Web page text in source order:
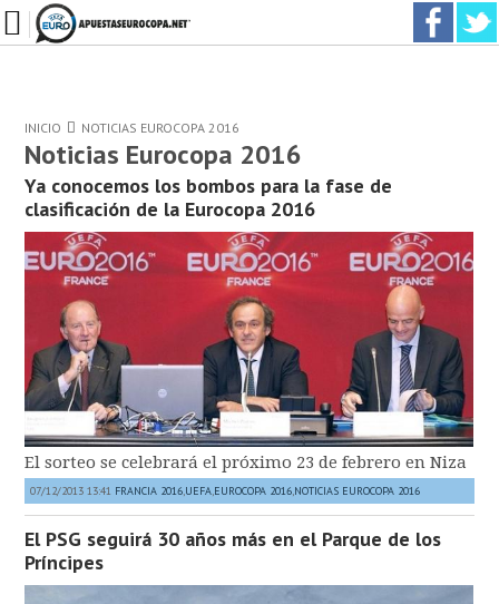
INICIO NOTICIAS EUROCOPA 2016
Noticias Eurocopa 2016
Ya conocemos los bombos para la fase de
clasificación de la Eurocopa 2016
El sorteo se celebrará el próximo 23 de febrero en Niza
07/12/2013 13:41 FRANCIA 2016 UEFA EUROCOPA 2016 NOTICIAS EUROCOPA 2016
El PSG seguirá 30 años más en el Parque de los
Príncipes